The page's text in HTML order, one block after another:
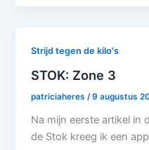
Strijd tegen de kilo's
STOK: Zone 3
patriciaheres/9 augustus
Na mijn eerste artikel in
de Stok kreeg ik een